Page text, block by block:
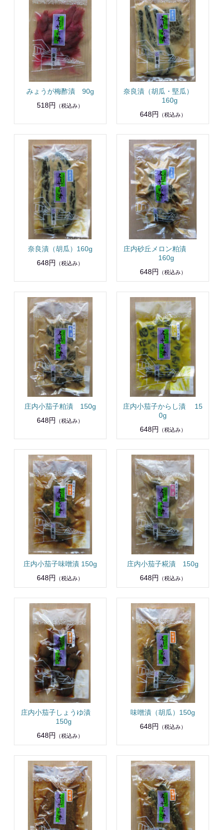
みょうが梅酢漬 90g
518円
（税込み）
奈良漬（胡瓜・堅瓜）
160g
648円
（税込み）
奈良漬（胡瓜）160g
648円
（税込み）
庄内砂丘メロン粕漬
160g
648円
（税込み）
庄内小茄子粕漬 150g
648円
（税込み）
庄内小茄子からし漬 15
0g
648円
（税込み）
庄内小茄子味噌漬 150g
648円
（税込み）
庄内小茄子糀漬 150g
648円
（税込み）
庄内小茄子しょうゆ漬
150g
648円
（税込み）
味噌漬（胡瓜）150g
648円
（税込み）